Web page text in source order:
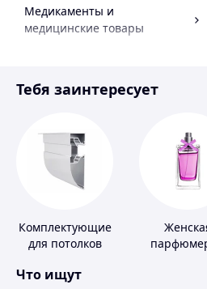
Медикаменты и
медицинские товары
Инструмент
Тебя заинтересует
Комплектующие
для потолков
Что ищут